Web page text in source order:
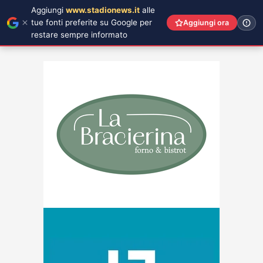
Aggiungi www.stadionews.it alle
tue fonti preferite su Google per
restare sempre informato
Aggiungi ora